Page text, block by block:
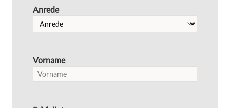
Anrede
Vorname